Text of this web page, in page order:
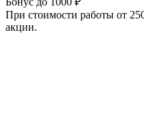
При стоимости работы от
акции.